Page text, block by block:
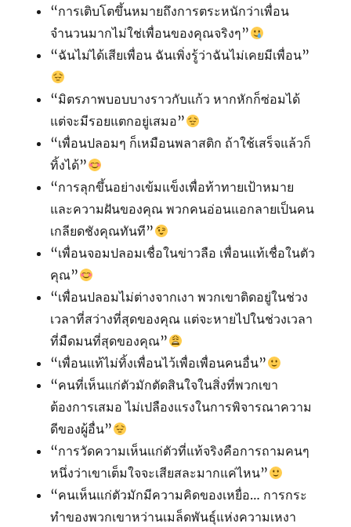
“การเติบโตขึ้นหมายถึงการตระหนักว่าเพื่อน
จำนวนมากไม่ใช่เพื่อนของคุณจริงๆ”
“ฉันไม่ได้เสียเพื่อน ฉันเพิ่งรู้ว่าฉันไม่เคยมีเพื่อน”
“มิตรภาพบอบบางราวกับแก้ว หากหักก็ซ่อมได้
แต่จะมีรอยแตกอยู่เสมอ”
“เพื่อนปลอมๆ ก็เหมือนพลาสติก ถ้าใช้เสร็จแล้วก็
ทิ้งได้”
“การลุกขึ้นอย่างเข้มแข็งเพื่อท้าทายเป้าหมาย
และความฝันของคุณ พวกคนอ่อนแอกลายเป็นคน
เกลียดชังคุณทันที”
“เพื่อนจอมปลอมเชื่อในข่าวลือ เพื่อนแท้เชื่อในตัว
คุณ”
“เพื่อนปลอมไม่ต่างจากเงา พวกเขาติดอยู่ในช่วง
เวลาที่สว่างที่สุดของคุณ แต่จะหายไปในช่วงเวลา
ที่มืดมนที่สุดของคุณ”
“เพื่อนแท้ไม่ทิ้งเพื่อนไว้เพื่อเพื่อนคนอื่น”
“คนที่เห็นแก่ตัวมักตัดสินใจในสิ่งที่พวกเขา
ต้องการเสมอ ไม่เปลืองแรงในการพิจารณาความ
ดีของผู้อื่น”
“การวัดความเห็นแก่ตัวที่แท้จริงคือการถามคนๆ
หนึ่งว่าเขาเต็มใจจะเสียสละมากแค่ไหน”
“คนเห็นแก่ตัวมักมีความคิดของเหยื่อ… การกระ
ทำของพวกเขาหว่านเมล็ดพันธุ์แห่งความเหงา